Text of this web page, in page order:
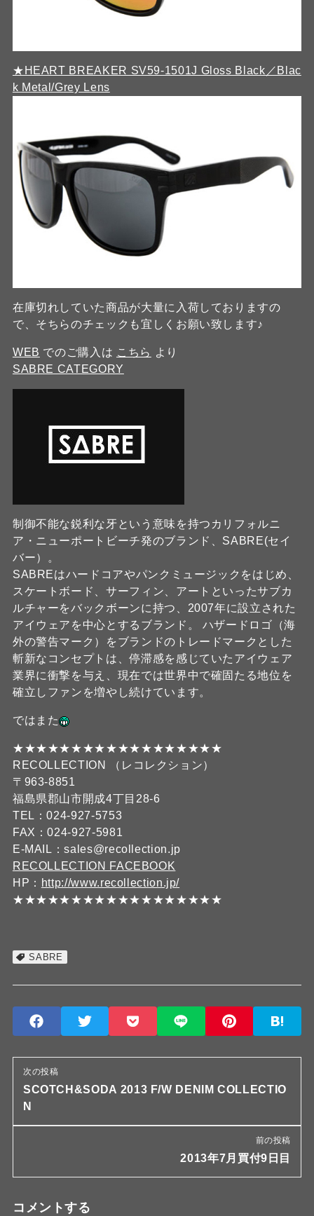
★HEART BREAKER SV59-1501J Gloss Black／Blac
k Metal/Grey Lens
在庫切れしていた商品が大量に入荷しておりますの
で、そちらのチェックも宜しくお願い致します♪
WEB でのご購入は こちら より
SABRE CATEGORY
制御不能な鋭利な牙という意味を持つカリフォルニ
ア・ニューポートビーチ発のブランド、SABRE(セイ
バー）。
SABREはハードコアやパンクミュージックをはじめ、
スケートボード、サーフィン、アートといったサブカ
ルチャーをバックボーンに持つ、2007年に設立された
アイウェアを中心とするブランド。 ハザードロゴ（海
外の警告マーク）をブランドのトレードマークとした
斬新なコンセプトは、停滞感を感じていたアイウェア
業界に衝撃を与え、現在では世界中で確固たる地位を
確立しファンを増やし続けています。
ではまた
★★★★★★★★★★★★★★★★★★
RECOLLECTION （レコレクション）
〒963-8851
福島県郡山市開成4丁目28-6
TEL：024-927-5753
FAX：024-927-5981
E-MAIL：sales@recollection.jp
RECOLLECTION FACEBOOK
HP： http://www.recollection.jp/
★★★★★★★★★★★★★★★★★★
SABRE
次の投稿
SCOTCH&SODA 2013 F/W DENIM COLLECTIO
N
前の投稿
2013年7月買付9日目
コメントする